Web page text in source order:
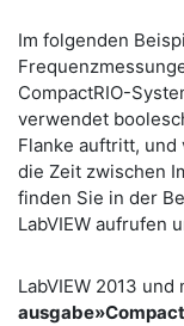
Im folgenden
CompactRIO-
verwendet
Flanke auftritt, und
die Zeit zwischen
finden Sie in der
LabVIEW aufrufen
LabVIEW 2013 und